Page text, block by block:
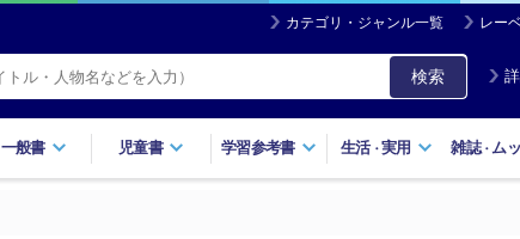
カテゴリ・ジャンル一覧 レー
検索
一般書 児童書 学習参考書 生活・実用 雑誌・ ム